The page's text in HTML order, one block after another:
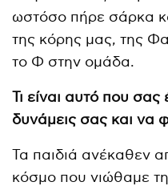
ωστόσο πήρε σάρκα
της κόρης μας, της
το Φ στην ομάδα.
Τι είναι αυτό που
δυνάμεις σας και να
Τα παιδιά ανέκαθεν
κόσμο που νιώθαμε